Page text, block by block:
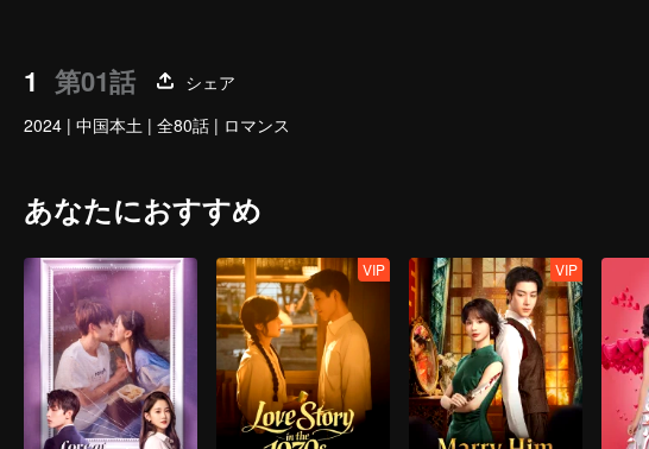
1 第01話
シェア
2024 | 中国本土 | 全80話 | ロマンス
あなたにおすすめ
VIP VIP